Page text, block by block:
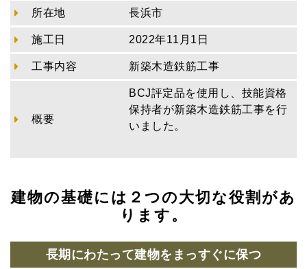
所在地 長浜市
施工日 2022年11月1日
工事内容 新築木造鉄筋工事
概要
BCJ評定品を使用し、技能資格
保持者が新築木造鉄筋工事を行
いました。
建物の基礎には２つの大切な役割があ
ります。
長期にわたって建物をまっすぐに保つ